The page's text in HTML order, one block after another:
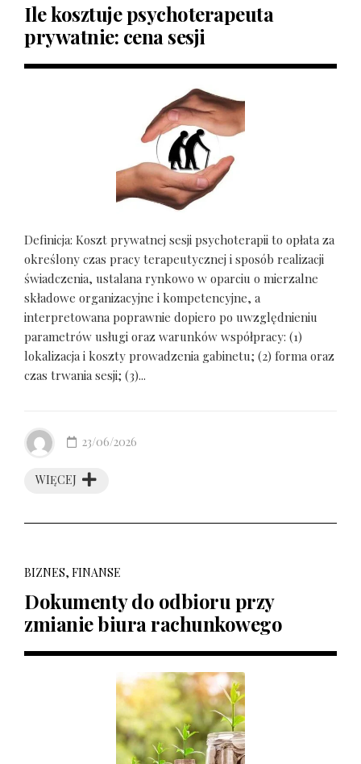
Ile kosztuje psychoterapeuta
prywatnie: cena sesji
Definicja: Koszt prywatnej sesji psychoterapii to opłata za
określony czas pracy terapeutycznej i sposób realizacji
świadczenia, ustalana rynkowo w oparciu o mierzalne
składowe organizacyjne i kompetencyjne, a
interpretowana poprawnie dopiero po uwzględnieniu
parametrów usługi oraz warunków współpracy: (1)
lokalizacja i koszty prowadzenia gabinetu; (2) forma oraz
czas trwania sesji; (3)...
WIĘCEJ
23/06/2026
BIZNES, FINANSE
Dokumenty do odbioru przy
zmianie biura rachunkowego